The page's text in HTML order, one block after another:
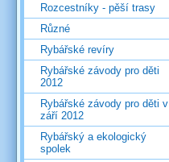
Rozcestníky - pěší trasy
Různé
Rybářské revíry
Rybářské závody pro děti
2012
Rybářské závody pro děti v
září 2012
Rybářský a ekologický
spolek